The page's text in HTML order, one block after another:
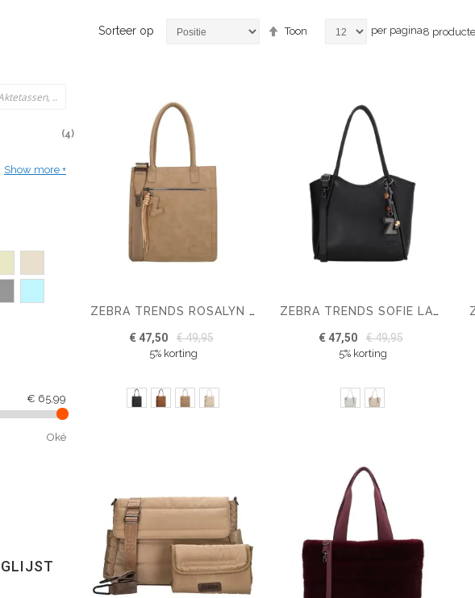
Sorteer op
Van
Toon per pagina8
ZEBRA TRENDS ROSALYN SHOPPER
€ 47,50 € 49,95
5% korting
ZEBRA TRENDS SOFIE LAPTOPTAS 15,6 INCH
€ 47,50 € 49,95
5% korting
4
Show more
€ 65,99
Oké